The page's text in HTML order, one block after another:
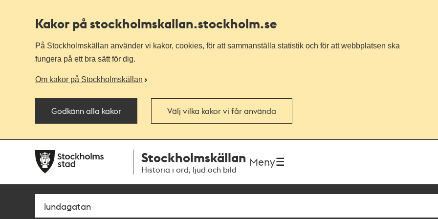
Kakor på stockholmskallan.stockholm.se
På Stockholmskällan använder vi kakor, cookies, för att sammanställa statistik och för att webbplatsen ska
fungera på ett bra sätt för dig.
Om kakor på Stockholmskällan
Godkänn alla kakor Välj vilka kakor vi får använda
navigationen
huvudinnehållet
Stockholmskällan
Historia i ord, ljud och bild
Meny
Sök